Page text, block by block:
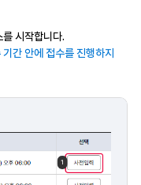
를시작합니다.
간 안에 접수를 진행하지